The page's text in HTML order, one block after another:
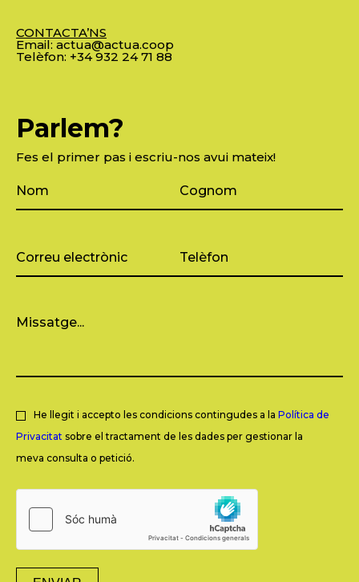
CONTACTA’NS
Email: actua@actua.coop
Telèfon: +34 932 24 71 88
Parlem?
Fes el primer pas i escriu-nos avui mateix!
He llegit i accepto les condicions contingudes a la Política de
Privacitat sobre el tractament de les dades per gestionar la
meva consulta o petició.